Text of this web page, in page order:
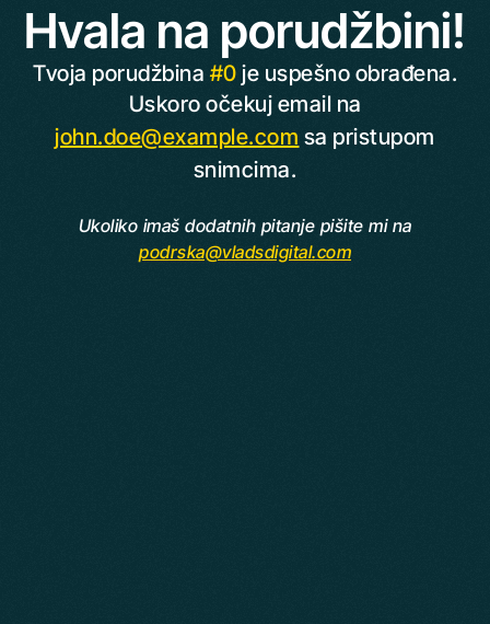
Hvala na porudžbini!
Tvoja porudžbina #0 je uspešno obrađena.
Uskoro očekuj email na
john.doe@example.com sa pristupom
snimcima.
Ukoliko imaš dodatnih pitanje pišite mi na
podrska@vladsdigital.com